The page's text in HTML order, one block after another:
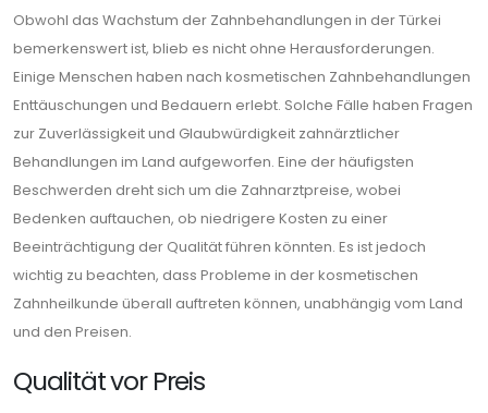
Obwohl das Wachstum der Zahnbehandlungen in der Türkei
bemerkenswert ist, blieb es nicht ohne Herausforderungen.
Einige Menschen haben nach kosmetischen Zahnbehandlungen
Enttäuschungen und Bedauern erlebt. Solche Fälle haben Fragen
zur Zuverlässigkeit und Glaubwürdigkeit zahnärztlicher
Behandlungen im Land aufgeworfen. Eine der häufigsten
Beschwerden dreht sich um die Zahnarztpreise, wobei
Bedenken auftauchen, ob niedrigere Kosten zu einer
Beeinträchtigung der Qualität führen könnten. Es ist jedoch
wichtig zu beachten, dass Probleme in der kosmetischen
Zahnheilkunde überall auftreten können, unabhängig vom Land
und den Preisen.
Qualität vor Preis